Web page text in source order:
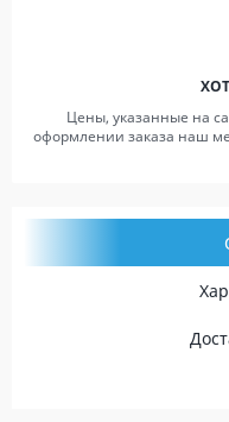
Цены, указанные на
оформлении заказа наш